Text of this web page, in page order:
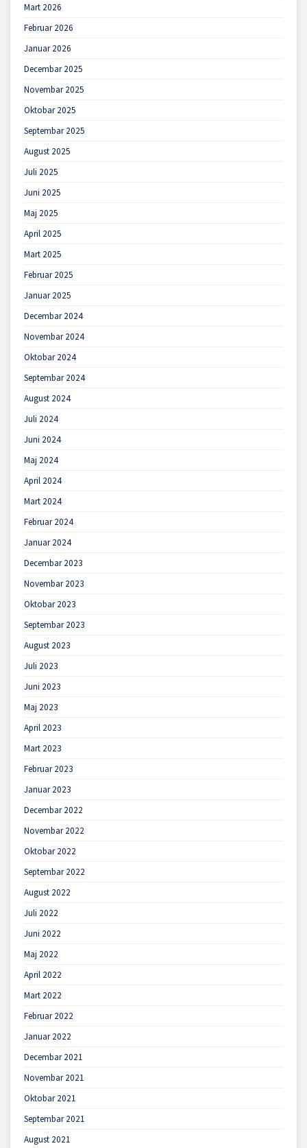
Mart 2026
Februar 2026
Januar 2026
Decembar 2025
Novembar 2025
Oktobar 2025
Septembar 2025
August 2025
Juli 2025
Juni 2025
Maj 2025
April 2025
Mart 2025
Februar 2025
Januar 2025
Decembar 2024
Novembar 2024
Oktobar 2024
Septembar 2024
August 2024
Juli 2024
Juni 2024
Maj 2024
April 2024
Mart 2024
Februar 2024
Januar 2024
Decembar 2023
Novembar 2023
Oktobar 2023
Septembar 2023
August 2023
Juli 2023
Juni 2023
Maj 2023
April 2023
Mart 2023
Februar 2023
Januar 2023
Decembar 2022
Novembar 2022
Oktobar 2022
Septembar 2022
August 2022
Juli 2022
Juni 2022
Maj 2022
April 2022
Mart 2022
Februar 2022
Januar 2022
Decembar 2021
Novembar 2021
Oktobar 2021
Septembar 2021
August 2021